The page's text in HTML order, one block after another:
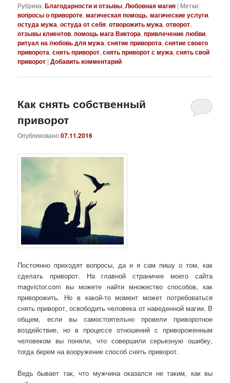
Рубрика:Благодарности и отзывы,Любовная магия | Метки:
вопросы о привороте,магическая помощь,магические услуги,
остуда мужа,остуда от себя,отворожить мужа,отворот,
отзывы клиентов,помощь мага Виктора,привлечение любви,
ритуал на любовь для мужа,снятие приворота,снятие своего
приворота,снять приворот,снять приворот с мужа,снять свой
приворот |Добавить комментарий
Как снять собственный
приворот
Опубликовано07.11.2016
Постоянно приходят вопросы, да и я сам пишу о том, как
сделать приворот. На главной страничке моего сайта
magvictor.com вы можете найти множество способов, как
приворожить. Но в какой-то момент может потребоваться
снять приворот, освободить человека от наведенной магии. В
общем, если вы самостоятельно провели приворотное
воздействие, но в процессе отношений с привороженным
человеком вы поняли, что совершили серьезную ошибку,
тогда берем на вооружение способ снять приворот.
Ведь бывает так, что мужчина оказался не таким, как вы